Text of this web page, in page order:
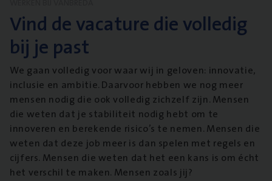
Vind de vacature die volledig
bij je past
We gaan volledig voor waar wij in geloven: innovatie,
inclusie en ambitie. Daarvoor hebben we nog meer
mensen nodig die ook volledig zichzelf zijn. Mensen
die weten dat je stabiliteit nodig hebt om te
innoveren en berekende risico’s te nemen. Mensen die
weten dat deze job meer is dan spelen met regels en
cijfers. Mensen die weten dat het een kans is om écht
het verschil te maken. Mensen zoals jij?